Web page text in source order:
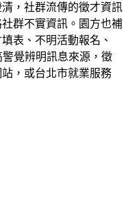
清，社群流傳的徵才資訊
群不實資訊。園方也補
表、不明活動報名、
覺辨明訊息來源，徵
，或台北市就業服務